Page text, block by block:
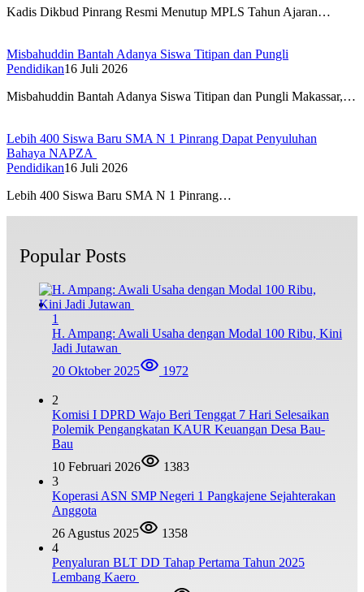
Kadis Dikbud Pinrang Resmi Menutup MPLS Tahun Ajaran…
Misbahuddin Bantah Adanya Siswa Titipan dan Pungli
Pendidikan16 Juli 2026
Misbahuddin Bantah Adanya Siswa Titipan dan Pungli Makassar,…
Lebih 400 Siswa Baru SMA N 1 Pinrang Dapat Penyuluhan
Bahaya NAPZA
Pendidikan16 Juli 2026
Lebih 400 Siswa Baru SMA N 1 Pinrang…
Popular Posts
1
H. Ampang: Awali Usaha dengan Modal 100 Ribu, Kini
Jadi Jutawan
20 Oktober 2025
1972
2
Komisi I DPRD Wajo Beri Tenggat 7 Hari Selesaikan
Polemik Pengangkatan KAUR Keuangan Desa Bau-
Bau
10 Februari 2026
1383
3
Koperasi ASN SMP Negeri 1 Pangkajene Sejahterakan
Anggota
26 Agustus 2025
1358
4
Penyaluran BLT DD Tahap Pertama Tahun 2025
Lembang Kaero